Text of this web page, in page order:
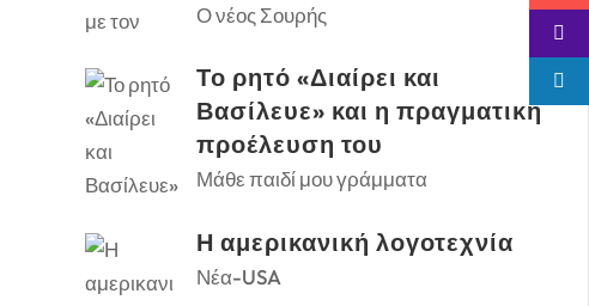
Ο νέος Σουρής
Το ρητό «Διαίρει και
Βασίλευε» και η πραγματική
προέλευση του
Μάθε παιδί μου γράμματα
Η αμερικανική λογοτεχνία
Νέα-USA